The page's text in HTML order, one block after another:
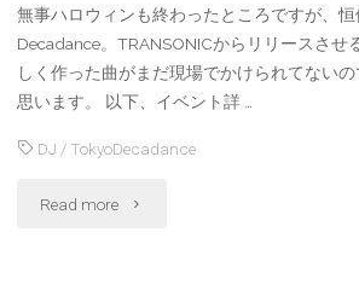
無事ハロウィンも終わったところですが、
Decadance。TRANSONICからリリースさせ
しく作った曲がまだ現場でかけられてない
思います。 以下、イベント詳 …
DJ / TokyoDecadance
Read more "Tokyo